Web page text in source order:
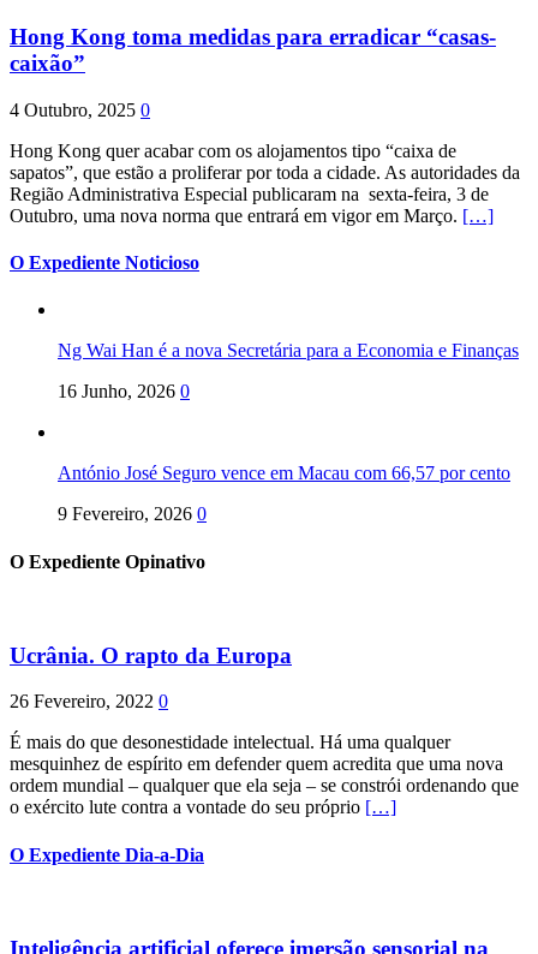
Hong Kong toma medidas para erradicar “casas-
caixão”
4 Outubro, 2025 0
Hong Kong quer acabar com os alojamentos tipo “caixa de
sapatos”, que estão a proliferar por toda a cidade. As autoridades da
Região Administrativa Especial publicaram na sexta-feira, 3 de
Outubro, uma nova norma que entrará em vigor em Março. […]
O Expediente Noticioso
Ng Wai Han é a nova Secretária para a Economia e Finanças
16 Junho, 2026 0
António José Seguro vence em Macau com 66,57 por cento
9 Fevereiro, 2026 0
O Expediente Opinativo
Ucrânia. O rapto da Europa
26 Fevereiro, 2022 0
É mais do que desonestidade intelectual. Há uma qualquer
mesquinhez de espírito em defender quem acredita que uma nova
ordem mundial – qualquer que ela seja – se constrói ordenando que
o exército lute contra a vontade do seu próprio […]
O Expediente Dia-a-Dia
Inteligência artificial oferece imersão sensorial na